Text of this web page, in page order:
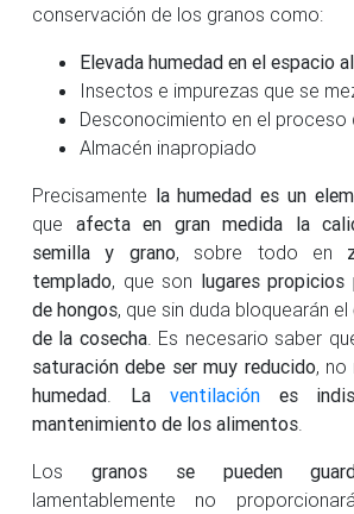
conservación de los granos como:
Elevada humedad en el espacio
Insectos e impurezas que se
Desconocimiento en el proceso
Almacén inapropiado
Precisamente la humedad es un
que afecta en gran medida la
semilla y grano, sobre todo en
templado, que son lugares propicios
de hongos, que sin duda bloquearán el
de la cosecha. Es necesario saber
saturación debe ser muy reducido, no
humedad
La ventilaciónes
mantenimiento de los alimentos
Los granos se pueden
lamentablemente no